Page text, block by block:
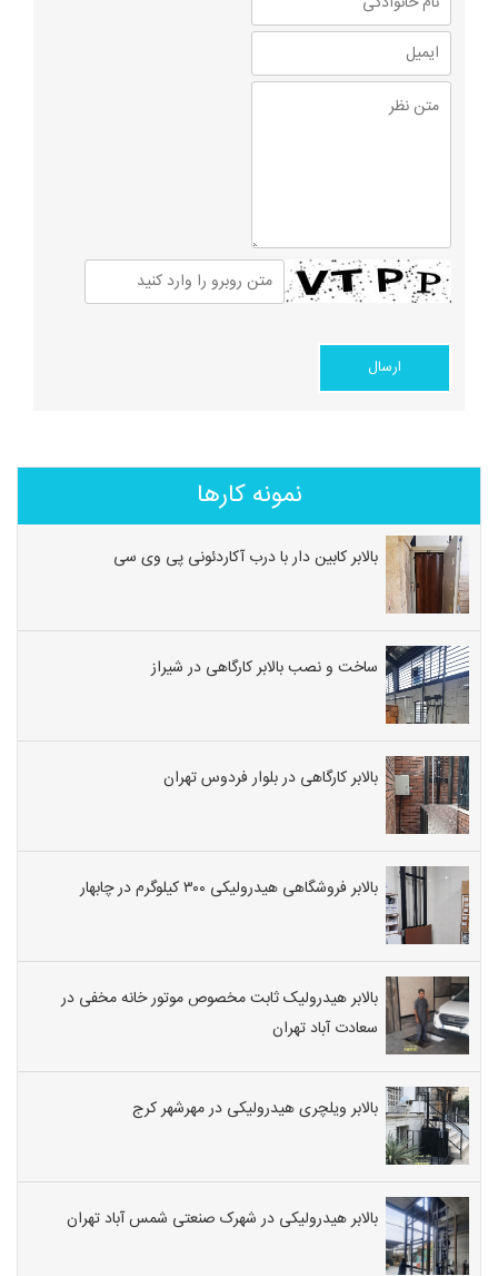
نمونه کارها
بالابر کابین دار با درب آکاردئونی پی وی سی
ساخت و نصب بالابر کارگاهی در شیراز
بالابر کارگاهی در بلوار فردوس تهران
بالابر فروشگاهی هیدرولیکی ۳۰۰ کیلوگرم در چابهار
بالابر هیدرولیک ثابت مخصوص موتور خانه مخفی در
سعادت آباد تهران
بالابر ویلچری هیدرولیکی در مهرشهر کرج
بالابر هیدرولیکی در شهرک صنعتی شمس آباد تهران